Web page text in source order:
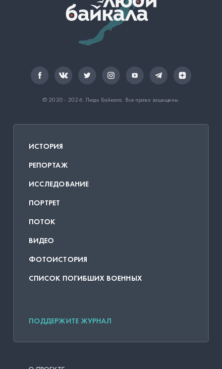
© 2020 - 2026. Люди Байкала . Все права защищены.
ИСТОРИЯ
РЕПОРТАЖ
ИССЛЕДОВАНИЕ
ПОРТРЕТ
ПОТОК
ВИДЕО
ФОТОИСТОРИЯ
СПИСОК ПОГИБШИХ ВОЕННЫХ
ПОДДЕРЖИТЕ ЖУРНАЛ